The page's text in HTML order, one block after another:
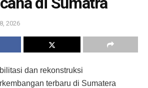
2026
dan rekonstruksi
terbaru di Sumatera